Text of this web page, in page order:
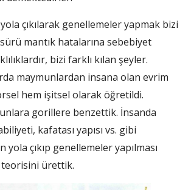
çıkılarak genellemeler yapmak bizi
mantık hatalarına sebebiyet
bizi farklı kılan şeyler.
maymunlardan insana olan evrim
hem işitsel olarak öğretildi.
gorillere benzettik. İnsanda
kafatası yapısı vs. gibi
çıkıp genellemeler yapılması
ürettik.